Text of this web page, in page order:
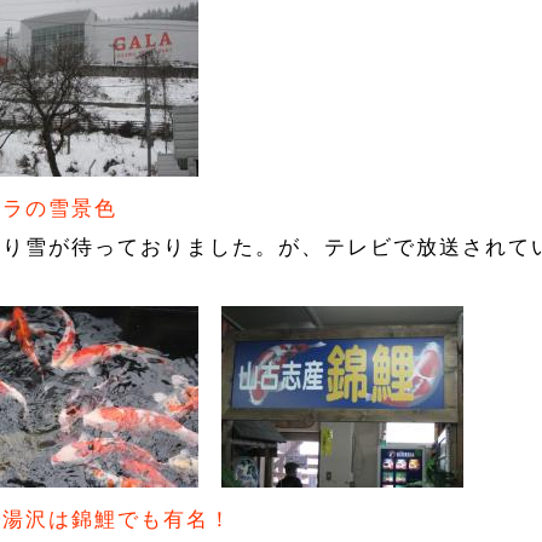
の雪景色
雪が待っておりました。が、テレビで放送され
沢は錦鯉でも有名！